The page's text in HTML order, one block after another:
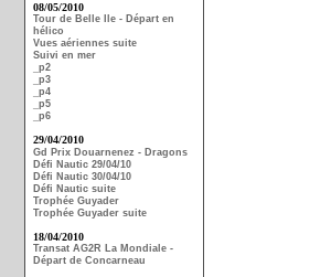
08/05/2010
Tour de Belle Ile - Départ en
hélico
Vues aériennes suite
Suivi en mer
_p2
_p3
_p4
_p5
_p6
29/04/2010
Gd Prix Douarnenez - Dragons
Défi Nautic 29/04/10
Défi Nautic 30/04/10
Défi Nautic suite
Trophée Guyader
Trophée Guyader suite
18/04/2010
Transat AG2R La Mondiale -
Départ de Concarneau